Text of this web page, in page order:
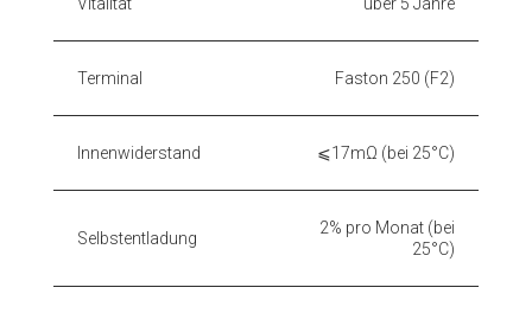
Terminal Faston 250 (F2)
Innenwiderstand ⩽17mΩ (bei 25°C)
Selbstentladung
2% pro Monat (bei
25°C)